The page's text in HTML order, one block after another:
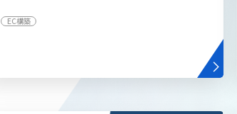
EC構築